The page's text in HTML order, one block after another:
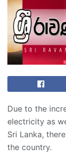
Due to the
electricity as
Sri Lanka,
the country.